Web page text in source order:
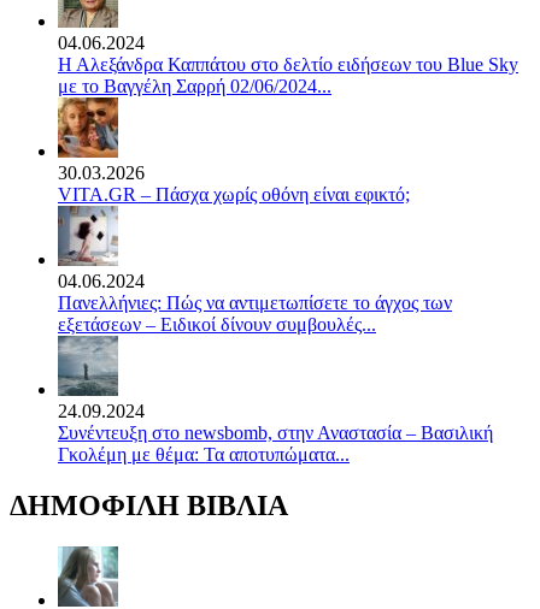
04.06.2024
Η Αλεξάνδρα Καππάτου στο δελτίο ειδήσεων του Blue Sky
με το Βαγγέλη Σαρρή 02/06/2024...
30.03.2026
VITA.GR – Πάσχα χωρίς οθόνη είναι εφικτό;
04.06.2024
Πανελλήνιες: Πώς να αντιμετωπίσετε το άγχος των
εξετάσεων – Ειδικοί δίνουν συμβουλές...
24.09.2024
Συνέντευξη στο newsbomb, στην Αναστασία – Βασιλική
Γκολέμη με θέμα: Τα αποτυπώματα...
ΔΗΜΟΦΙΛΗ ΒΙΒΛΙΑ